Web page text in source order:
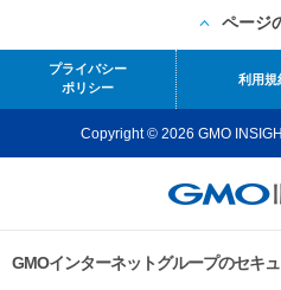
ページ
プライバシー
ポリシー
利用規
Copyright © 2026 GMO
GMOインターネットグループのセキ